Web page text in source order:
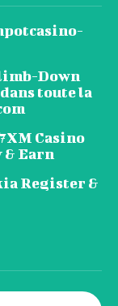
Down
toute la
Casino
& Earn
Register &